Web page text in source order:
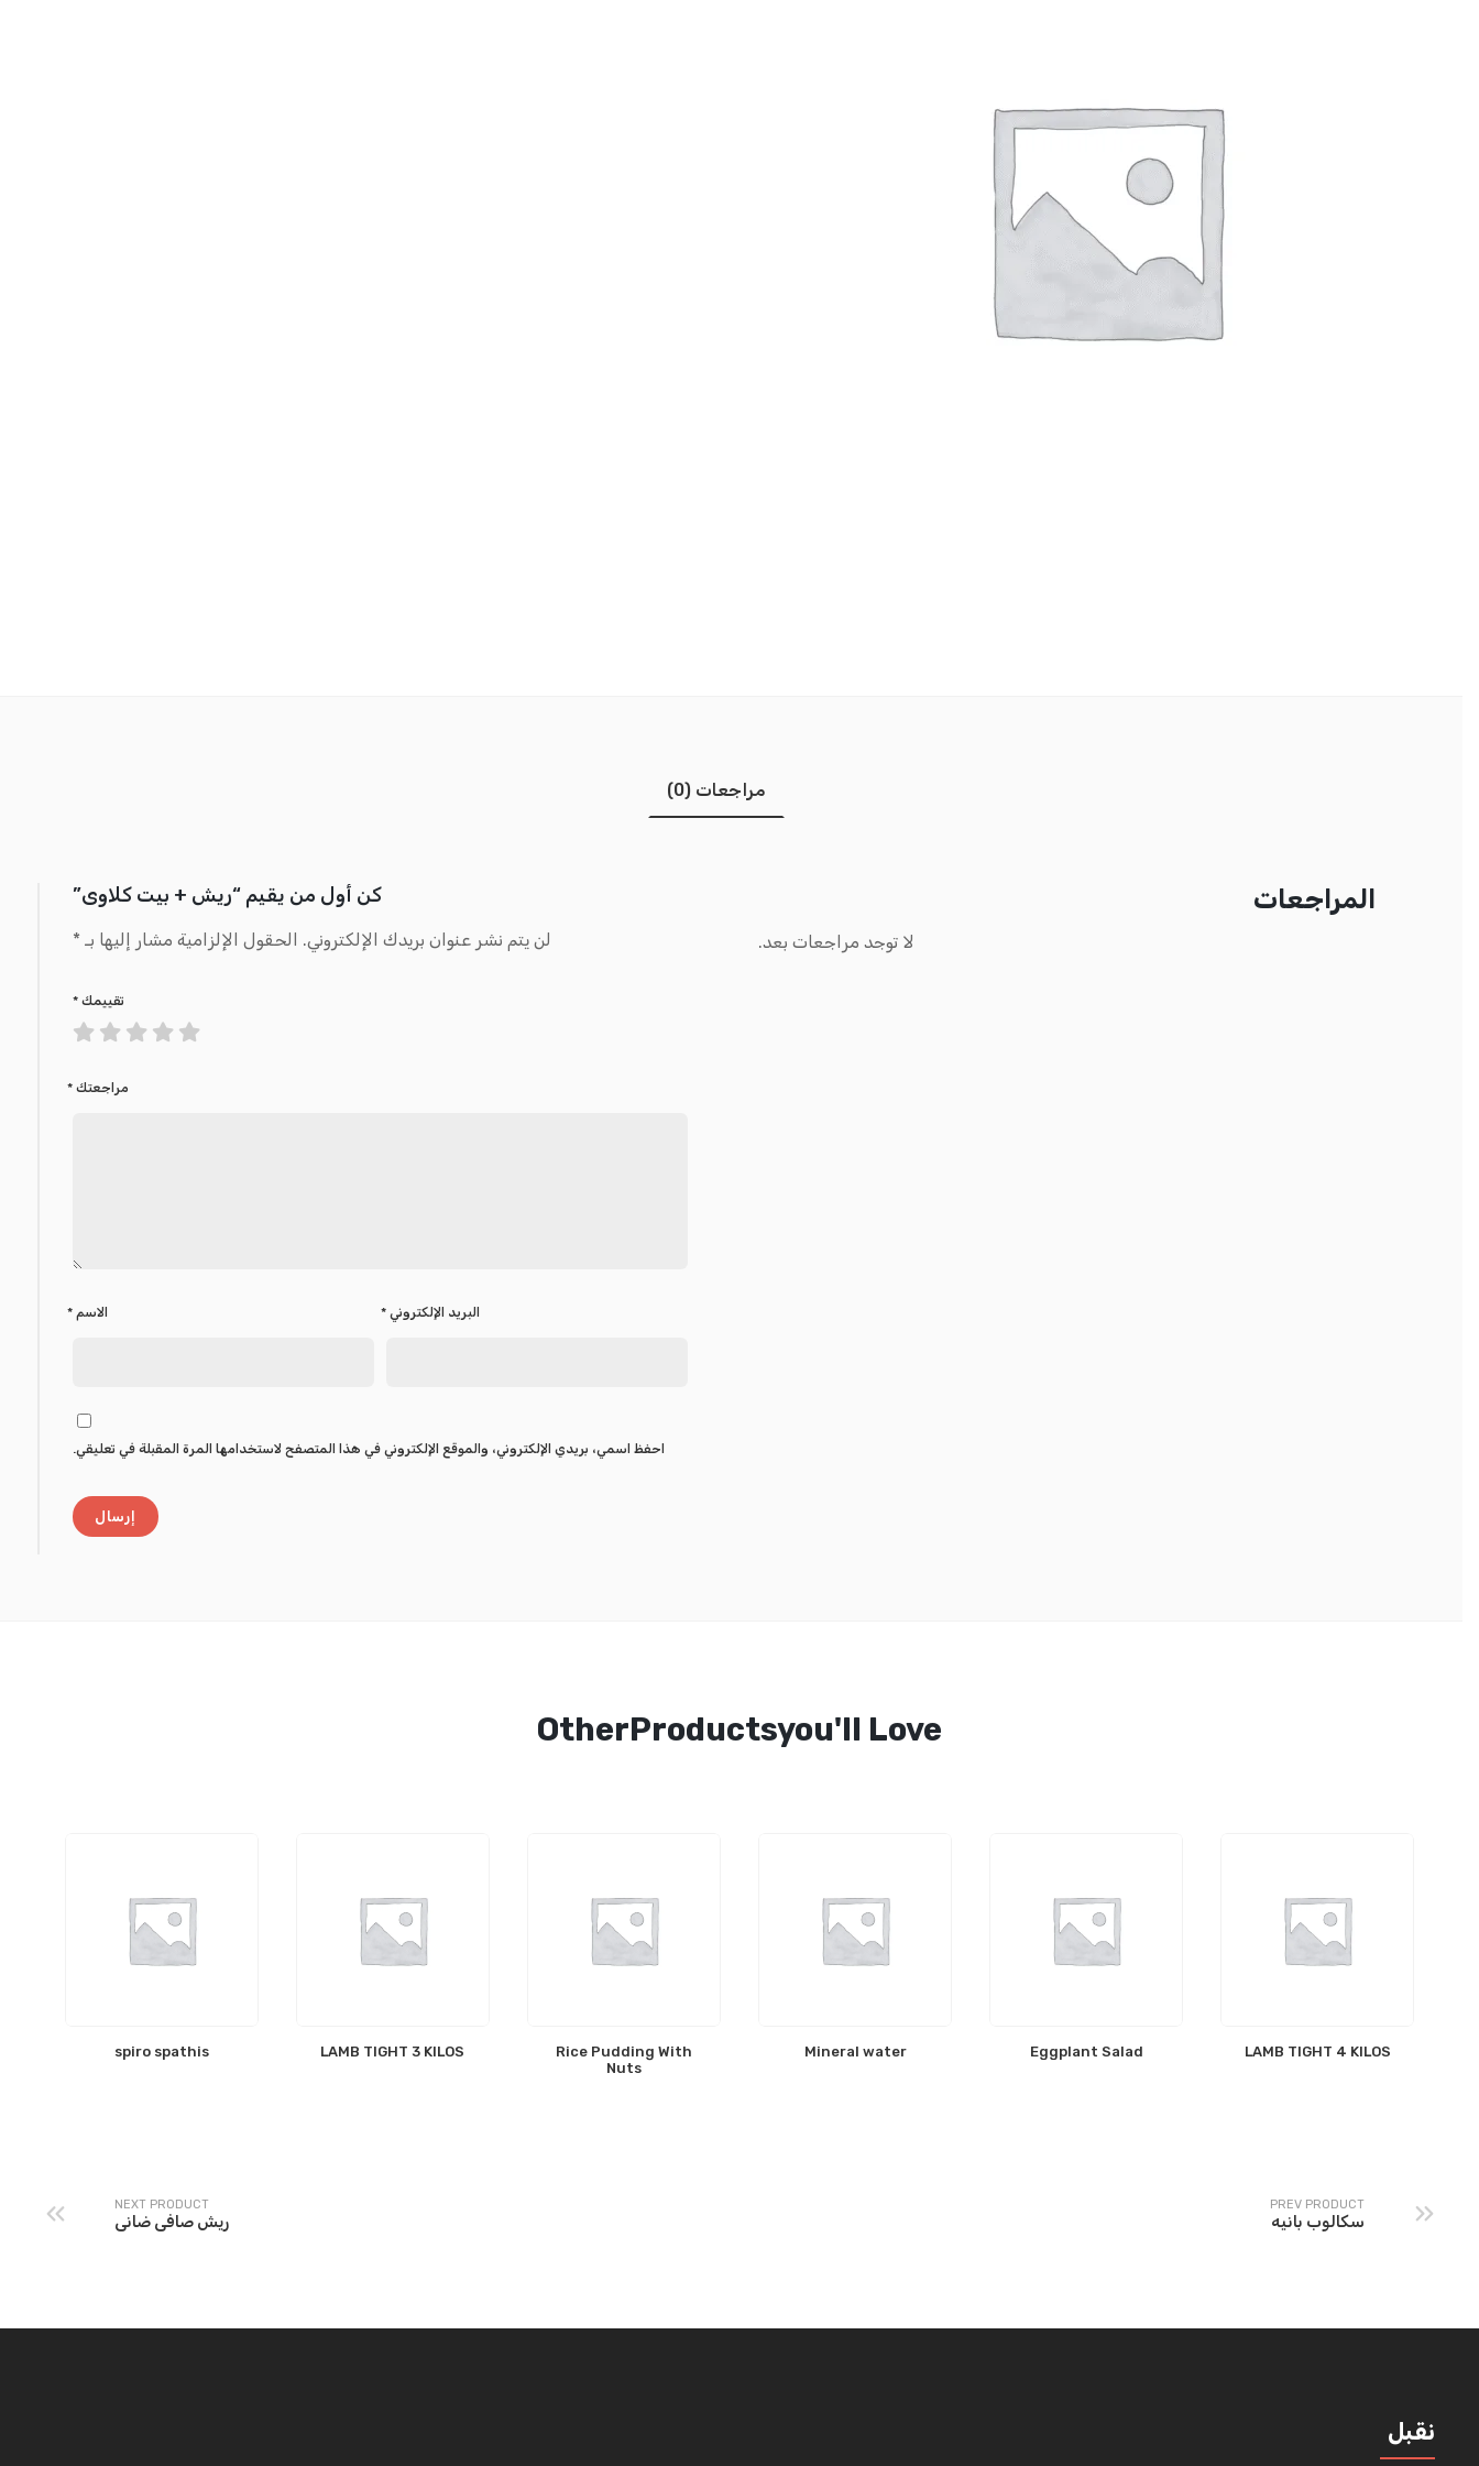
مراجعات (0)
المراجعات
لا توجد مراجعات بعد.
كن أول من يقيم “ريش + بيت كلاوى”
لن يتم نشر عنوان بريدك الإلكتروني. الحقول الإلزامية مشار إليها بـ *
تقييمك *
مراجعتك *
الاسم * البريد الإلكتروني *
احفظ اسمي، بريدي الإلكتروني، والموقع الإلكتروني في هذا المتصفح لاستخدامها المرة المقبلة في تعليقي.
OtherProductsyou'll Love
LAMB TIGHT 4 KILOS
Eggplant Salad
Mineral water
Rice Pudding With
Nuts
LAMB TIGHT 3 KILOS
spiro spathis
PREV PRODUCT
سكالوب بانيه
NEXT PRODUCT
ريش صافى ضانى
نقبل